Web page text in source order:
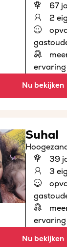
67
2
ervaring
Nu bekijken
Suhal
39
3
ervaring
Nu bekijken